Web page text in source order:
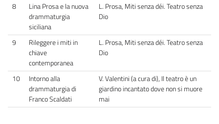
8
Lina Prosa e la nuova
drammaturgia
siciliana
L. Prosa, Miti senza déi. Teatro senza
Dio
9
Rileggere i miti in
chiave
contemporanea
L. Prosa, Miti senza déi. Teatro senza
Dio
10
Intorno alla
drammaturgia di
Franco Scaldati
V. Valentini (a cura di), Il teatro è un
giardino incantato dove non si muore
mai